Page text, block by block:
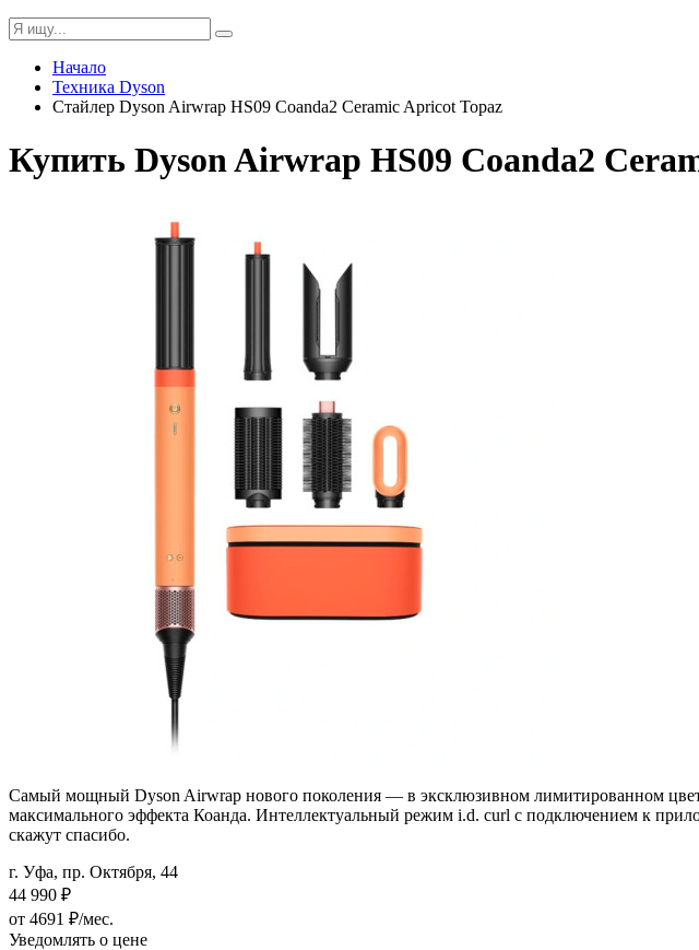
Начало
Техника Dyson
Стайлер Dyson Airwrap HS09 Coanda2 Ceramic Apricot Topaz
Купить Dyson Airwrap HS09 Coanda2
Самый мощный Dyson Airwrap нового поколения — в эксклюзивном лимитированном
максимального эффекта Коанда. Интеллектуальный режим i.d. curl с подключением к
скажут спасибо.
г. Уфа, пр. Октября, 44
44 990 ₽
от 4691 ₽/мес.
Уведомлять о цене